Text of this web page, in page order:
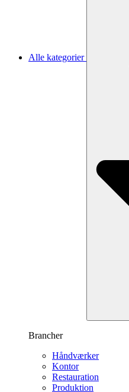
Alle kategorier
Brancher
Håndværker
Kontor
Restauration
Produktion